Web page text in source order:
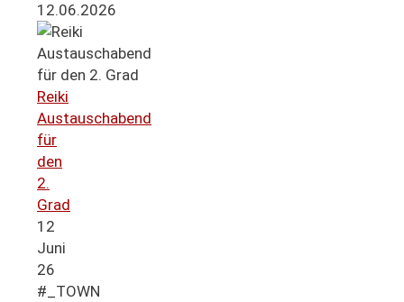
12.06.2026
Reiki
Austauschabend
für
den
2.
Grad
12
Juni
26
#_TOWN